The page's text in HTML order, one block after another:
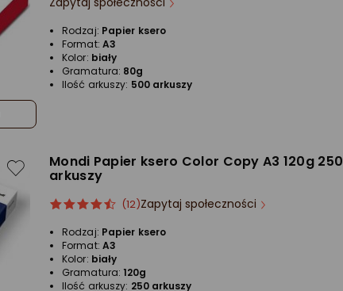
Rodzaj: Papier ksero
Format: A3
Kolor: biały
Gramatura: 80g
Ilość arkuszy: 500 arkuszy
Mondi Papier ksero Color Copy A3 120g 250
arkuszy
ocena
4.5/5
gwiazdki
Ocena
(12)Zapytaj społeczności
Rodzaj: Papier ksero
Format: A3
Kolor: biały
Gramatura: 120g
Ilość arkuszy: 250 arkuszy